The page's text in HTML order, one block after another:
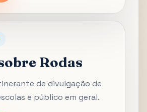
Rodas
de divulgação de
e público em geral.